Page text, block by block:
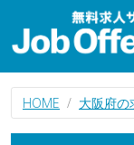
HOME 大阪府の